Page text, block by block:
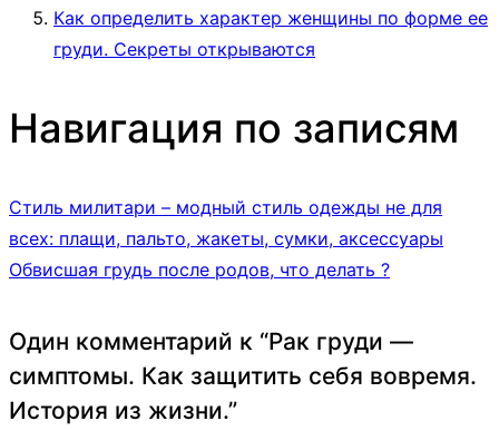
Как определить характер женщины по форме ее
груди. Секреты открываются
Навигация по записям
Стиль милитари – модный стиль одежды не для
всех: плащи, пальто, жакеты, сумки, аксессуары
Обвисшая грудь после родов, что делать ?
Один комментарий к “Рак груди —
симптомы. Как защитить себя вовремя.
История из жизни.”